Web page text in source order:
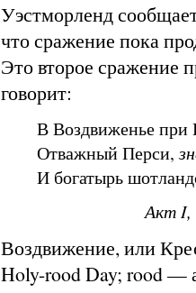
Уэстморленд
что сражение пока
Это второе сражение
говорит:
В Воздвиженье при
Отважный Перси,
И богатырь
Акт I,
Воздвижение, или
Holy-rood Day; rood —